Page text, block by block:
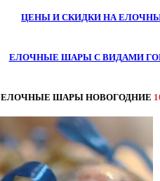
ЦЕНЫ И СКИДКИ НА
ЕЛОЧНЫЕ ШАРЫ С ВИДАМИ
ЕЛОЧНЫЕ ШАРЫ НОВОГОДНИЕ